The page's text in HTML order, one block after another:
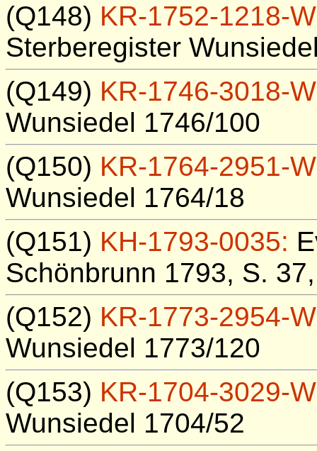
(Q148) KR-1752-1218-
Sterberegister
(Q149) KR-1746-3018-
Wunsiedel 1746/100
(Q150) KR-1764-2951-
Wunsiedel 1764/18
(Q151) KH-1793-0035:
Schönbrunn 1793, S.
(Q152) KR-1773-2954-
Wunsiedel 1773/120
(Q153) KR-1704-3029-
Wunsiedel 1704/52